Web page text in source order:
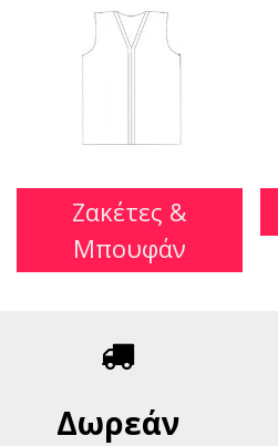
Ζακέτες &
Μπουφάν
Δωρεάν